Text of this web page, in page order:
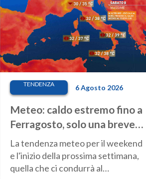
TENDENZA 6 Agosto 2026
Meteo: caldo estremo fino a
Ferragosto, solo una breve
pausa. Ecco dove
La tendenza meteo per il weekend
e l'inizio della prossima settimana,
quella che ci condurrà al